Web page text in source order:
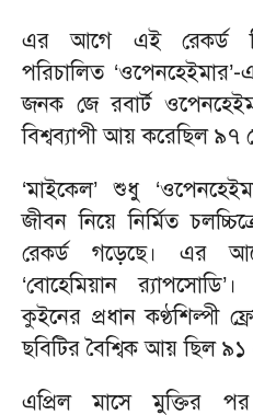
এর আগে এই রেকর্ড
পরিচালিত
জনক জে রবার্ট
বিশ্বব্যাপী আয় করেছিল
‘মাইকেল’ শুধু
জীবন নিয়ে নির্মিত
রেকর্ড গড়েছে। এর
‘বোহেমিয়ান
কুইনের প্রধান কণ্ঠশিল্পী
ছবিটির বৈশ্বিক আয় ছিল
এপ্রিল মাসে মুক্তির